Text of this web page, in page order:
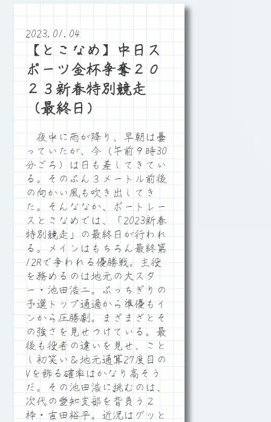
2023.01.04
【とこなめ】中日ス
ポーツ金杯争奪２０
２３新春特別競走
（最終日）
夜中に雨が降り、早朝は曇
っていたが、今（午前９時30
分ごろ）は日も差してきてい
る。そのぶん３メートル前後
の向かい風も吹き出してき
た。そんななか、ボートレー
スとこなめでは、「2023新春
特別競走」の最終日が行われ
る。メインはもちろん最終第
12Rで争われる優勝戦。主役
を務めるのは地元の大スタ
ー・池田浩二。ぶっちぎりの
予選トップ通過から準優もイ
ンから圧勝劇。まざまざとそ
の強さを見せつけている。最
後も役者の違いを見せ、こと
し初笑い＆地元通算27度目の
Vを飾る確率はかなり高そう
だ。その池田浩に挑むのは、
次代の愛知支部を背負う２
枠・吉田裕平。近況はグッと